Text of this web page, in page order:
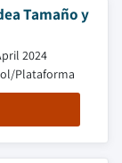
Tamaño y
2024
Plataforma